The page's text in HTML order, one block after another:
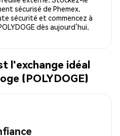
sécurisé de Phemex.
sécurité et commencez à
dès aujourd’hui.
l'exchange idéal
(POLYDOGE)